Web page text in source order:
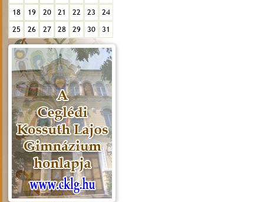
18
19 20 21 22 23
24
25
26 27 28 29 30 31